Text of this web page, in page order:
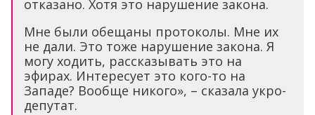
отказано. Хотя это нарушение закона.
Мне были обещаны протоколы. Мне их
не дали. Это тоже нарушение закона. Я
могу ходить, рассказывать это на
эфирах. Интересует это кого-то на
Западе? Вообще никого», – сказала укро-
депутат.